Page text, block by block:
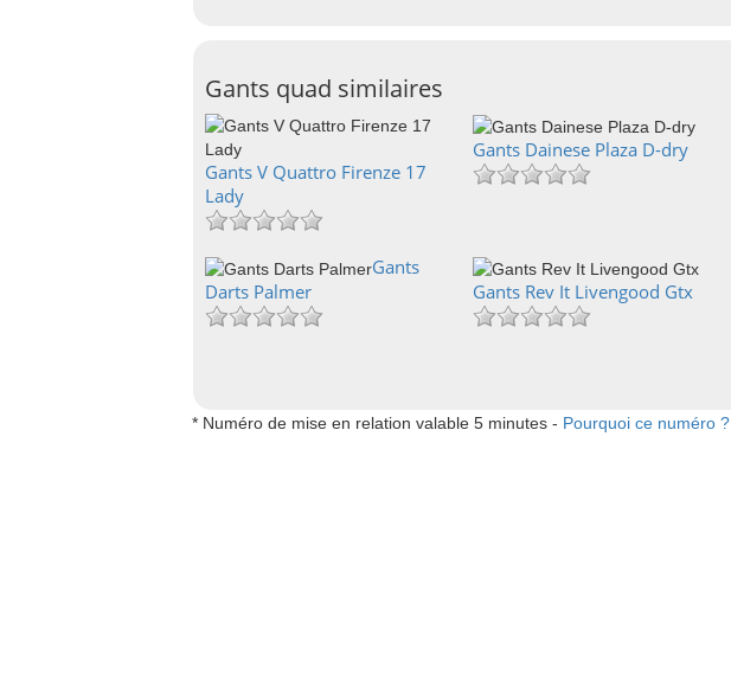
Gants quad similaires
Gants V Quattro Firenze 17
Lady
Gants Dainese Plaza D-dry
Gants
Darts Palmer
Gants Rev It Livengood Gtx
* Numéro de mise en relation valable 5 minutes - Pourquoi ce numéro ?